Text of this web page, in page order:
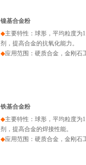
镍基合金粉
◆主要特性：球形，平均粒度为
剂，提高合金的抗氧化能力。
◆应用范围 ： 硬质合金，金刚石
铁基合金粉
◆主要特性：球形，平均粒度为
剂，提高合金的焊接性能。
◆应用范围 ： 硬质合金，金刚石